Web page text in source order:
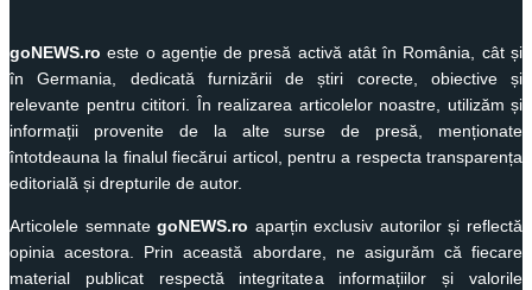
goNEWS.ro este o agenție de presă activă atât în România, cât și
în Germania, dedicată furnizării de știri corecte, obiective și
relevante pentru cititori. În realizarea articolelor noastre, utilizăm și
informații provenite de la alte surse de presă, menționate
întotdeauna la finalul fiecărui articol, pentru a respecta transparența
editorială și drepturile de autor.
Articolele semnategoNEWS.ro aparțin exclusiv autorilor și reflectă
opinia acestora. Prin această abordare, ne asigurăm că fiecare
material publicat respectă integritatea informațiilor și valorile